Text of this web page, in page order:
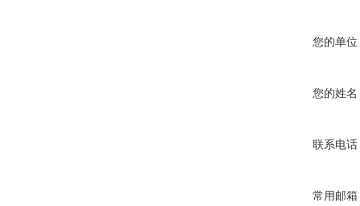
您的单位
您的姓名
联系电话
常用邮箱